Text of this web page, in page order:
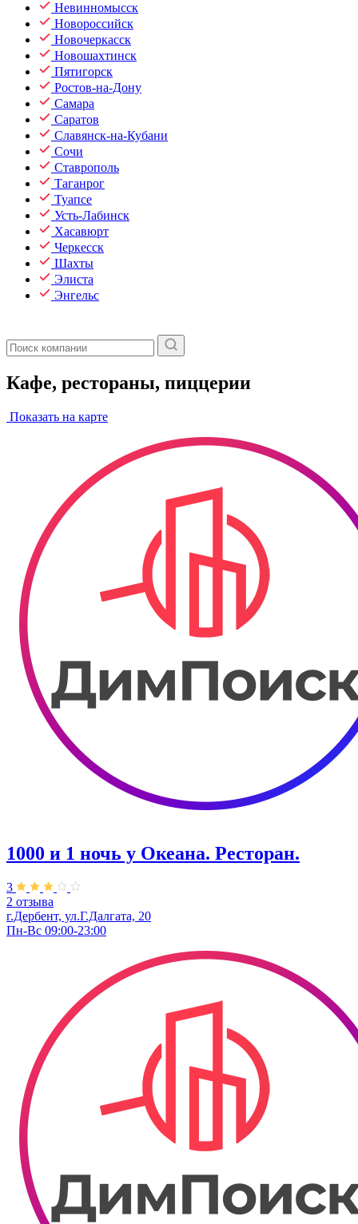
Невинномысск
Новороссийск
Новочеркасск
Новошахтинск
Пятигорск
Ростов-на-Дону
Самара
Саратов
Славянск-на-Кубани
Сочи
Ставрополь
Таганрог
Туапсе
Усть-Лабинск
Хасавюрт
Черкесск
Шахты
Элиста
Энгельс
Кафе, рестораны, пиццерии
Показать на карте
1000 и 1 ночь у Океана. Ресторан.
3
2 отзыва
г.Дербент, ул.Г.Далгата, 20
Пн-Вс 09:00-23:00